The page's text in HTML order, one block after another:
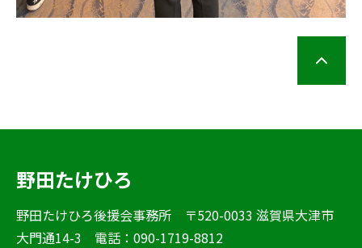
野田たけひろ
野田たけひろ後援会事務所 〒520-0033 滋賀県大津市
大門通14-3 電話：090-1719-8812